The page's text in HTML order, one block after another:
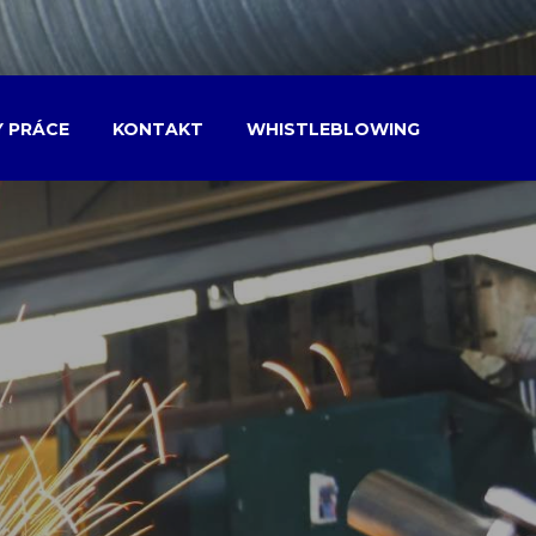
nabídky
PRÁCE KONTAKT WHISTLEBLOWING